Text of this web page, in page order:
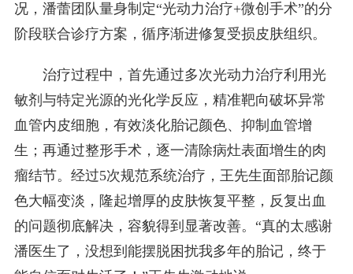
况，潘蕾团队量身制定“光动力治疗+微创手术”的分
阶段联合诊疗方案，循序渐进修复受损皮肤组织。
治疗过程中，首先通过多次光动力治疗利用光
敏剂与特定光源的光化学反应，精准靶向破坏异常
血管内皮细胞，有效淡化胎记颜色、抑制血管增
生；再通过整形手术，逐一清除病灶表面增生的肉
瘤结节。经过5次规范系统治疗，王先生面部胎记颜
色大幅变淡，隆起增厚的皮肤恢复平整，反复出血
的问题彻底解决，容貌得到显著改善。“真的太感谢
潘医生了，没想到能摆脱困扰我多年的胎记，终于